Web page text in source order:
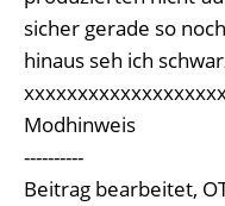
sicher gerade so
hinaus seh ich
Modhinweis
----------
Beitrag bearbeitet,